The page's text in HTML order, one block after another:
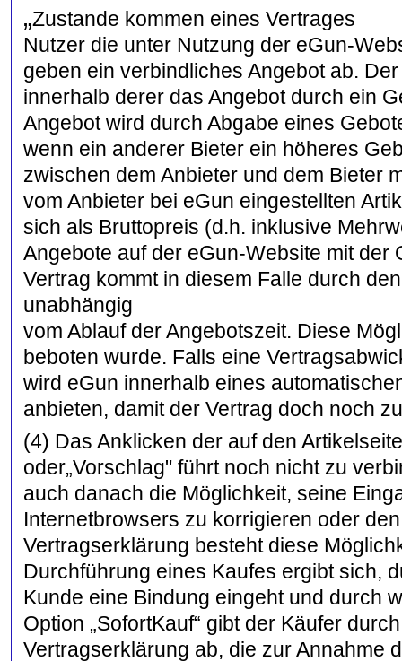
„Zustande kommen eines Vertrages
Nutzer die unter Nutzung der eGun-
geben ein verbindliches Angebot ab.
innerhalb derer das Angebot durch ein
Angebot wird durch Abgabe eines
wenn ein anderer Bieter ein höheres
zwischen dem Anbieter und dem Bieter
vom Anbieter bei eGun eingestellten
sich als Bruttopreis (d.h. inklusive
Angebote auf der eGun-Website mit der
Vertrag kommt in diesem Falle durch
unabhängig
vom Ablauf der Angebotszeit. Diese
beboten wurde. Falls eine
wird eGun innerhalb eines
anbieten, damit der Vertrag doch noch
(4) Das Anklicken der auf den
oder„Vorschlag" führt noch nicht zu
auch danach die Möglichkeit, seine
Internetbrowsers zu korrigieren oder
Vertragserklärung besteht diese
Durchführung eines Kaufes ergibt sich,
Kunde eine Bindung eingeht und durch
Option „SofortKauf“ gibt der Käufer
Vertragserklärung ab, die zur Annahme